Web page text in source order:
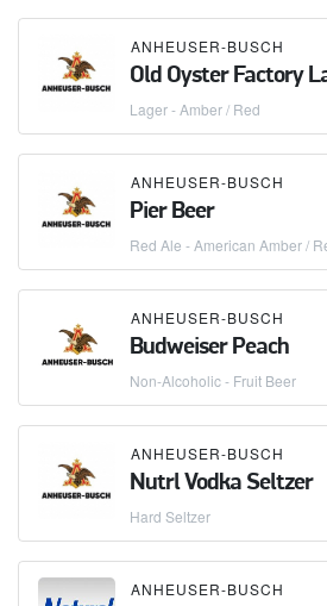
ANHEUSER-BUSCH
Old Oyster Factory
Lager - Amber / Red
ANHEUSER-BUSCH
Pier Beer
Red Ale - American Amber /
ANHEUSER-BUSCH
Budweiser Peach
Non-Alcoholic - Fruit Beer
ANHEUSER-BUSCH
Nutrl Vodka Seltzer
Hard Seltzer
ANHEUSER-BUSCH